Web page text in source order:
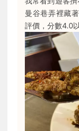
曼谷巷弄裡藏
評價，分數4.0